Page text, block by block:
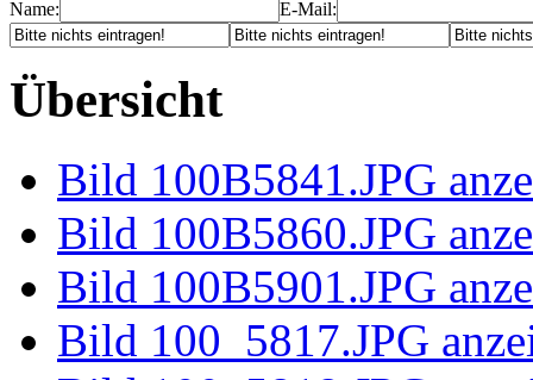
Übersicht
Bild